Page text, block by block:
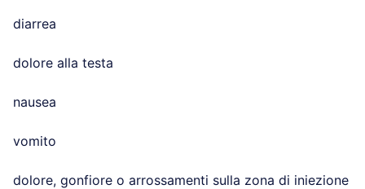
diarrea
dolore alla testa
nausea
vomito
dolore, gonfiore o arrossamenti sulla zona di iniezione